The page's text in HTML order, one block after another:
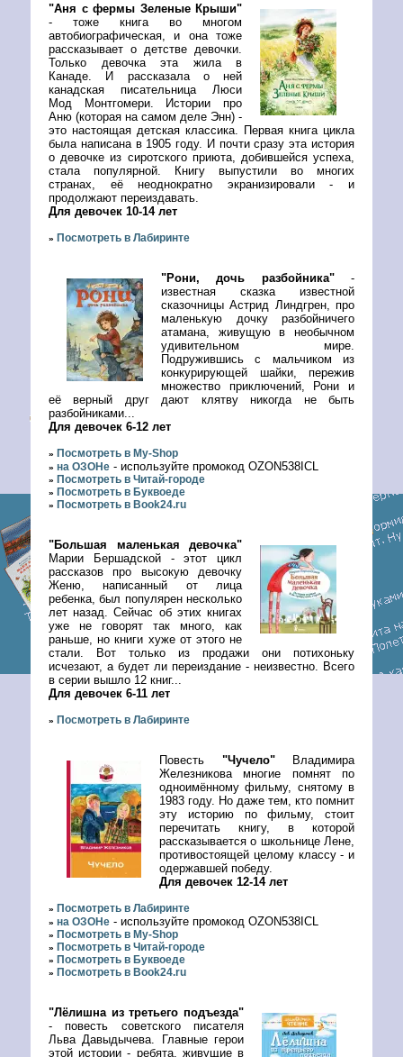
"Аня с фермы Зеленые Крыши"
- тоже книга во многом
автобиографическая, и она тоже
рассказывает о детстве девочки.
Только девочка эта жила в
Канаде. И рассказала о ней
канадская писательница Люси
Мод Монтгомери. Истории про
Аню (которая на самом деле Энн) -
это настоящая детская классика. Первая книга цикла
была написана в 1905 году. И почти сразу эта история
о девочке из сиротского приюта, добившейся успеха,
стала популярной. Книгу выпустили во многих
странах, её неоднократно экранизировали - и
продолжают переиздавать.
Для девочек 10-14 лет
» Посмотреть в Лабиринте
"Рони, дочь разбойника"-
известная сказка известной
сказочницы Астрид Линдгрен, про
маленькую дочку разбойничего
атамана, живущую в необычном
удивительном мире.
Подружившись с мальчиком из
конкурирующей шайки, пережив
множество приключений, Рони и
её верный друг дают клятву никогда не быть
разбойниками...
Для девочек 6-12 лет
» Посмотреть в My-Shop
» на ОЗОНе - используйте промокод OZON538ICL
» Посмотреть в Читай-городе
» Посмотреть в Буквоеде
» Посмотреть в Book24.ru
"Большая маленькая девочка"
Марии Бершадской - этот цикл
рассказов про высокую девочку
Женю, написанный от лица
ребенка, был популярен несколько
лет назад. Сейчас об этих книгах
уже не говорят так много, как
раньше, но книги хуже от этого не
стали. Вот только из продажи они потихоньку
исчезают, а будет ли переиздание - неизвестно. Всего
в серии вышло 12 книг...
Для девочек 6-11 лет
» Посмотреть в Лабиринте
Повесть "Чучело"Владимира
Железникова многие помнят по
одноимённому фильму, снятому в
1983 году. Но даже тем, кто помнит
эту историю по фильму, стоит
перечитать книгу, в которой
рассказывается о школьнице Лене,
противостоящей целому классу - и
одержавшей победу.
Для девочек 12-14 лет
» Посмотреть в Лабиринте
» на ОЗОНе - используйте промокод OZON538ICL
» Посмотреть в My-Shop
» Посмотреть в Читай-городе
» Посмотреть в Буквоеде
» Посмотреть в Book24.ru
"Лёлишна из третьего подъезда"
- повесть советского писателя
Льва Давыдычева. Главные герои
этой истории - ребята, живущие в